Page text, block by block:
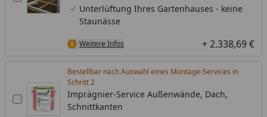
Unterlüftung Ihres Gartenhauses - keine
Staunässe
Weitere Infos + 2.338,69 €
Bestellbar nach Auswahl eines Montage-Services in
Schritt
Imprägnier-Service Außenwände, Dach,
Schnittkanten